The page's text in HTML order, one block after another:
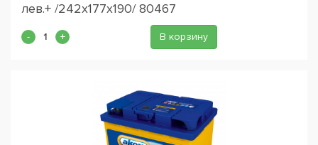
лев.+ /242x177x190/ 80467
В корзину